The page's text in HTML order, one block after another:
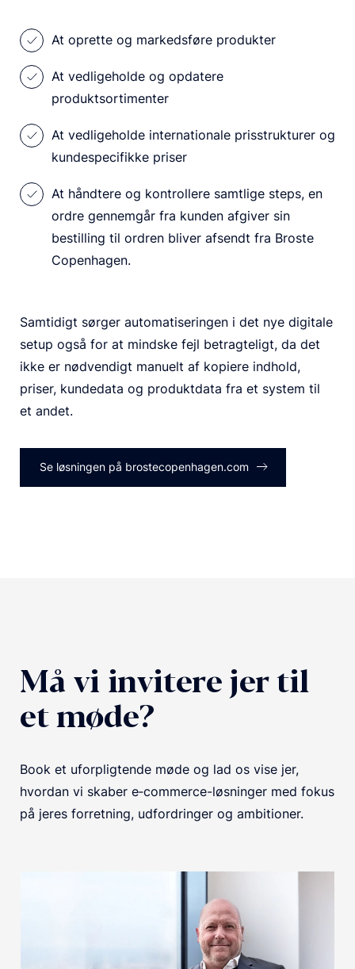
At oprette og markedsføre produkter
At vedligeholde og opdatere
produktsortimenter
At vedligeholde internationale prisstrukturer og
kundespecifikke priser
At håndtere og kontrollere samtlige steps, en
ordre gennemgår fra kunden afgiver sin
bestilling til ordren bliver afsendt fra Broste
Copenhagen.
Samtidigt sørger automatiseringen i det nye digitale
setup også for at mindske fejl betragteligt, da det
ikke er nødvendigt manuelt af kopiere indhold,
priser, kundedata og produktdata fra et system til
et andet.
Se løsningen på brostecopenhagen.com
Må vi invitere jer til
et møde?
Book et uforpligtende møde og lad os vise jer,
hvordan vi skaber e‑commerce-løsninger med fokus
på jeres forretning, udfordringer og ambitioner.